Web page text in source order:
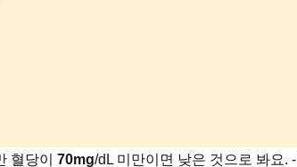
혈당이 70mg/dL 미만이면 낮은 것으로 봐요. -